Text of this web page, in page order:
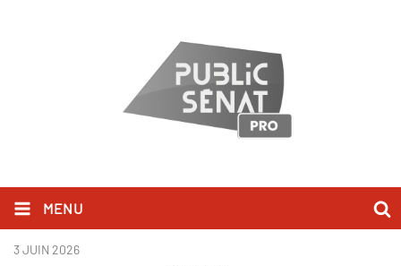
MENU
Invitation cocktail 220626.jpg
3 JUIN 2026